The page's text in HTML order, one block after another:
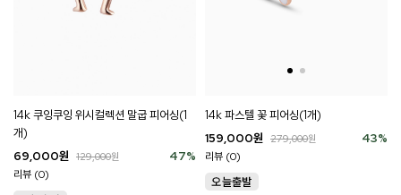
14k 쿠잉쿠잉 위시컬렉션 말굽 피어싱(1
개)
47%
69,000원 129,000원
리뷰 (0)
14k 파스텔 꽃 피어싱(1개)
43%
159,000원 279,000원
리뷰 (0)